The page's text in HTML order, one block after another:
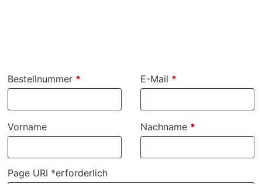
Bestellnummer * E-Mail *
Vorname Nachname *
Page URI *erforderlich